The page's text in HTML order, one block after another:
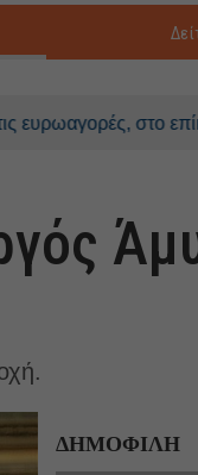
στο επίκεντρο
ΔΗΜΟΦΙΛΗ